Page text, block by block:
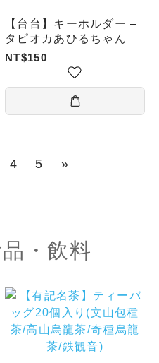
【台台】キーホルダー –
タピオカあひるちゃん
NT$150
4 5 »
・飲料